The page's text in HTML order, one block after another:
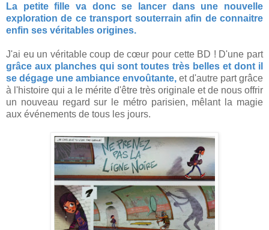
La petite fille va donc se lancer dans une nouvelle
exploration de ce transport souterrain afin de connaitre
enfin ses véritables origines.
J'ai eu un véritable coup de cœur pour cette BD ! D'une part
grâce aux planches qui sont toutes très belles et dont il
se dégage une ambiance envoûtante, et d'autre part grâce
à l'histoire qui a le mérite d'être très originale et de nous offrir
un nouveau regard sur le métro parisien, mêlant la magie
aux événements de tous les jours.